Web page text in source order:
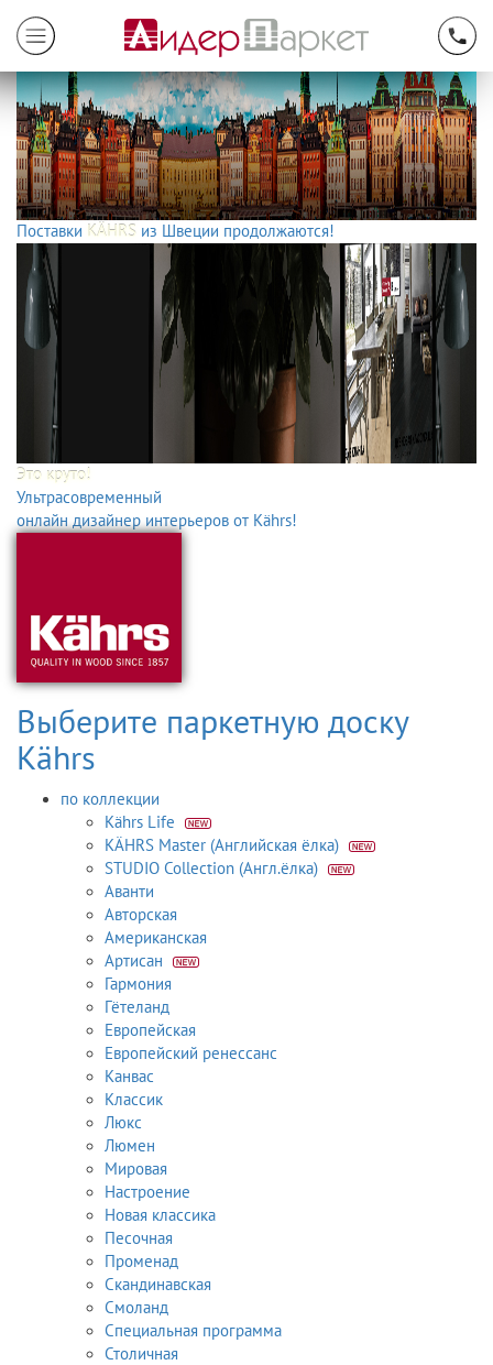
Поставки KÄHRS из Швеции продолжаются!
Это круто!
Ультрасовременный
онлайн дизайнер интерьеров от Kährs!
Выберите паркетную доску
Kährs
по коллекции
Kährs Life
KÄHRS Master (Английская ёлка)
STUDIO Collection (Англ.ёлка)
Аванти
Авторская
Американская
Артисан
Гармония
Гётеланд
Европейская
Европейский ренессанс
Канвас
Классик
Люкс
Люмен
Мировая
Настроение
Новая классика
Песочная
Променад
Скандинавская
Смоланд
Специальная программа
Столичная